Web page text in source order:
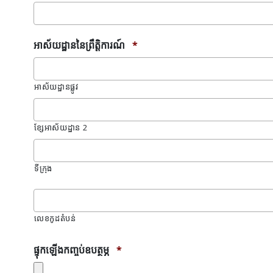
អាស័យដ្ឋាននៃព្រឹត្តិការណ៍ *
អាស័យដ្ឋានផ្លូវ
ខ្សែអាស័យដ្ឋាន 2
ទីក្រុង
លេខ​កូដ​តំបន់
ផ្ទុកឡើងកញ្ចប់ឧបត្ថម្ភ *